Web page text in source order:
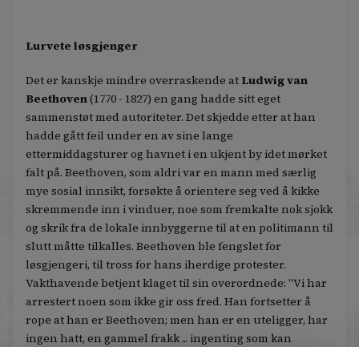
Lurvete løsgjenger
Det er kanskje mindre overraskende at Ludwig van
Beethoven(1770 - 1827) en gang hadde sitt eget
sammenstøt med autoriteter. Det skjedde etter at han
hadde gått feil under en av sine lange
ettermiddagsturer og havnet i en ukjent by idet mørket
falt på. Beethoven, som aldri var en mann med særlig
mye sosial innsikt, forsøkte å orientere seg ved å kikke
skremmende inn i vinduer, noe som fremkalte nok sjokk
og skrik fra de lokale innbyggerne til at en politimann til
slutt måtte tilkalles. Beethoven ble fengslet for
løsgjengeri, til tross for hans iherdige protester.
Vakthavende betjent klaget til sin overordnede: "Vi har
arrestert noen som ikke gir oss fred. Han fortsetter å
rope at han er Beethoven; men han er en uteligger, har
ingen hatt, en gammel frakk ... ingenting som kan